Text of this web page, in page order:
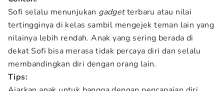
Sofi selalu menunjukan gadgetterbaru atau nilai
tertingginya di kelas sambil mengejek teman lain yang
nilainya lebih rendah. Anak yang sering berada di
dekat Sofi bisa merasa tidak percaya diri dan selalu
membandingkan diri dengan orang lain.
Tips: